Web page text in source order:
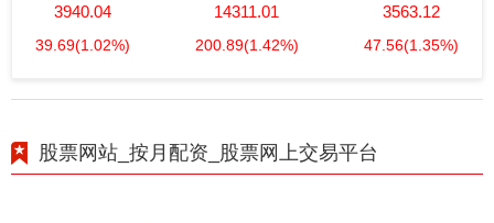
3940.04
39.69(1.02%)
14311.01
200.89(1.42%)
3563.12
47.56(1.35%)
股票网站_按月配资_股票网上交易平台